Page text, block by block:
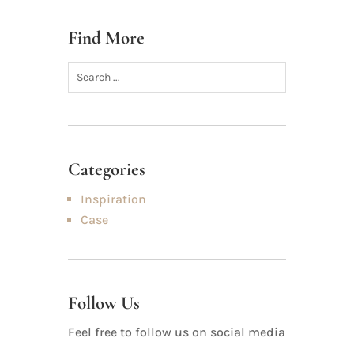
Find More
Categories
Inspiration
Case
Follow Us
Feel free to follow us on social media